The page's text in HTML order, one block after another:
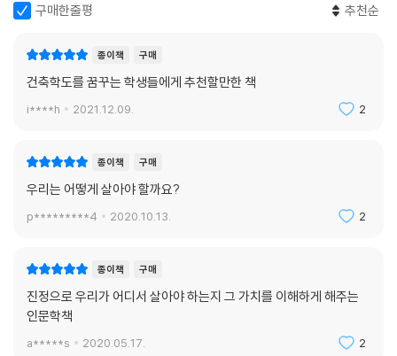
구매한줄평 추천순
종이책 구매
건축학도를 꿈꾸는 학생들에게 추천할만한 책
i****h 2021.12.09. 2
종이책 구매
우리는 어떻게 살아야 할까요?
p*********4 2020.10.13. 2
종이책 구매
진정으로 우리가 어디서 살아야 하는지 그 가치를 이해하게 해주는
인문학책
a*****s 2020.05.17. 2